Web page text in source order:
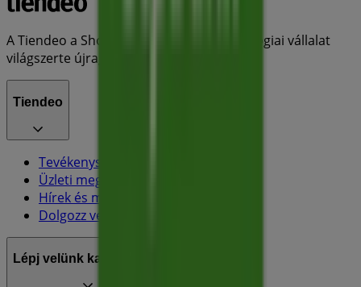
A Tiendeo a Shopfully része - ez a technológiai vállalat
világszerte újragondolja a helyi vásárlást.
Tiendeo
Tevékenységeink
Üzleti megoldások
Hírek és média
Dolgozz velünk
Lépj velünk kapcsolatba